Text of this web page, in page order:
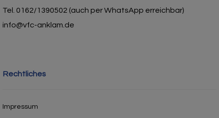
Tel. 0162/1390502 (auch per WhatsApp erreichbar)
info@vfc-anklam.de
Rechtliches
Impressum